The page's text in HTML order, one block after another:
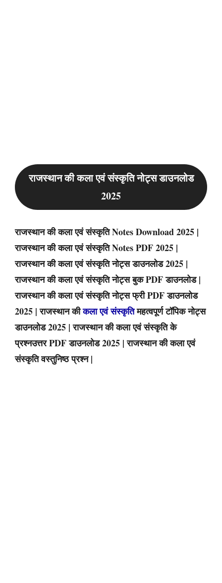
राजस्थान की कला एवं संस्कृति नोट्स डाउनलोड
2025
राजस्थान की कला एवं संस्कृति Notes Download 2025 |
राजस्थान की कला एवं संस्कृति Notes PDF 2025 |
राजस्थान की कला एवं संस्कृति नोट्स डाउनलोड 2025 |
राजस्थान की कला एवं संस्कृति नोट्स बुक PDF डाउनलोड |
राजस्थान की कला एवं संस्कृति नोट्स फ्री PDF डाउनलोड
2025 | राजस्थान कीकला एवं संस्कृतिमहत्वपूर्ण टॉपिक नोट्स
डाउनलोड 2025 | राजस्थान की कला एवं संस्कृति के
प्रश्नउत्तर PDF डाउनलोड 2025 | राजस्थान की कला एवं
संस्कृति वस्तुनिष्ठ प्रश्न |